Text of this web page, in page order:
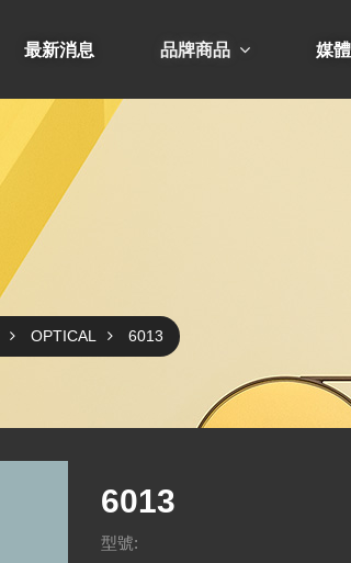
最新消息 品牌商品 媒
OPTICAL 6013
型號: